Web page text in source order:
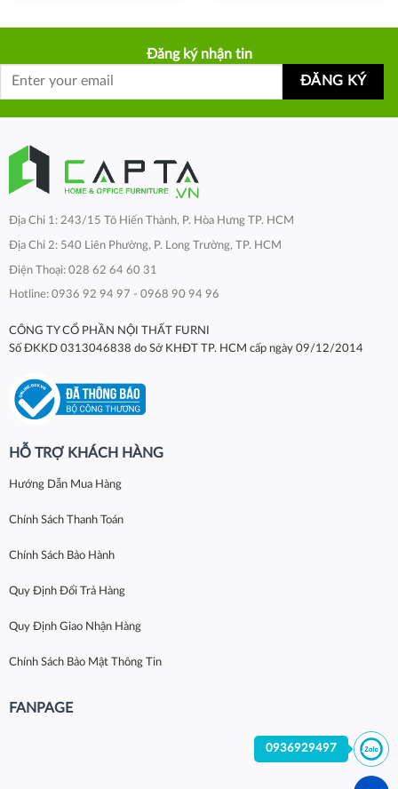
Đăng ký nhận tin
Địa Chỉ 1: 243/15 Tô Hiến Thành, P. Hòa Hưng TP. HCM
Địa Chỉ 2: 540 Liên Phường, P. Long Trường, TP. HCM
Điện Thoại: 028 62 64 60 31
Hotline: 0936 92 94 97 - 0968 90 94 96
CÔNG TY CỔ PHẦN NỘI THẤT FURNI
Số ĐKKD 0313046838 do Sở KHĐT TP. HCM cấp ngày 09/12/2014
HỖ TRỢ KHÁCH HÀNG
Hướng Dẫn Mua Hàng
Chính Sách Thanh Toán
Chính Sách Bảo Hành
Quy Định Đổi Trả Hàng
Quy Định Giao Nhận Hàng
Chính Sách Bảo Mật Thông Tin
FANPAGE
0936929497